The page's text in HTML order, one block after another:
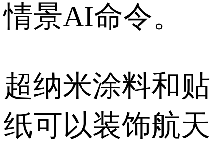
情景AI命令。
超纳米涂料和贴
纸可以装饰航天